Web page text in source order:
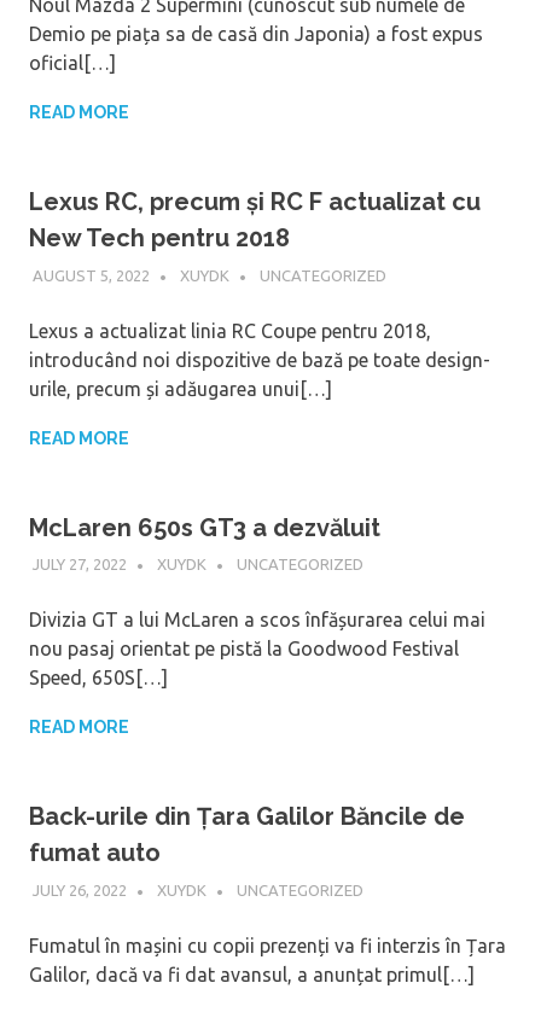
Noul Mazda 2 Supermini (cunoscut sub numele de
Demio pe piața sa de casă din Japonia) a fost expus
oficial[…]
READ MORE
Lexus RC, precum și RC F actualizat cu
New Tech pentru 2018
AUGUST 5, 2022 XUYDK UNCATEGORIZED
Lexus a actualizat linia RC Coupe pentru 2018,
introducând noi dispozitive de bază pe toate design-
urile, precum și adăugarea unui[…]
READ MORE
McLaren 650s GT3 a dezvăluit
JULY 27, 2022 XUYDK UNCATEGORIZED
Divizia GT a lui McLaren a scos înfășurarea celui mai
nou pasaj orientat pe pistă la Goodwood Festival
Speed, 650S[…]
READ MORE
Back-urile din Țara Galilor Băncile de
fumat auto
JULY 26, 2022 XUYDK UNCATEGORIZED
Fumatul în mașini cu copii prezenți va fi interzis în Țara
Galilor, dacă va fi dat avansul, a anunțat primul[…]